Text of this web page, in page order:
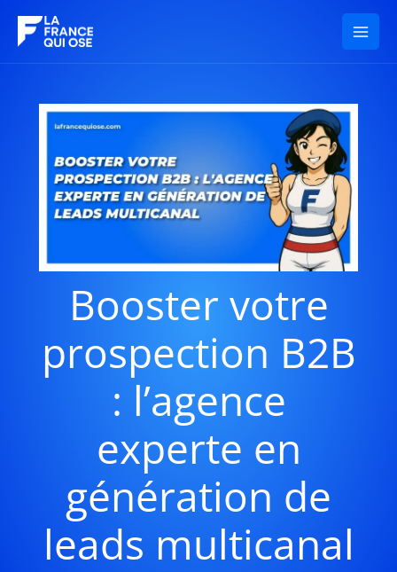
contenu
Booster votre
prospection B2B
: l’agence
experte en
génération de
leads multicanal